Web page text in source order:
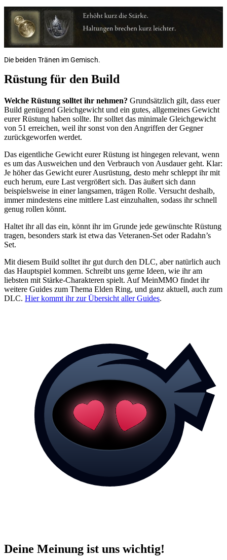
Die beiden Tränen im Gemisch.
Rüstung für den Build
Welche Rüstung solltet ihr nehmen? Grundsätzlich gilt, dass euer
Build genügend Gleichgewicht und ein gutes, allgemeines Gewicht
eurer Rüstung haben sollte. Ihr solltet das minimale Gleichgewicht
von 51 erreichen, weil ihr sonst von den Angriffen der Gegner
zurückgeworfen werdet.
Das eigentliche Gewicht eurer Rüstung ist hingegen relevant, wenn
es um das Ausweichen und den Verbrauch von Ausdauer geht. Klar:
Je höher das Gewicht eurer Ausrüstung, desto mehr schleppt ihr mit
euch herum, eure Last vergrößert sich. Das äußert sich dann
beispielsweise in einer langsamen, trägen Rolle. Versucht deshalb,
immer mindestens eine mittlere Last einzuhalten, sodass ihr schnell
genug rollen könnt.
Haltet ihr all das ein, könnt ihr im Grunde jede gewünschte Rüstung
tragen, besonders stark ist etwa das Veteranen-Set oder Radahn’s
Set.
Mit diesem Build solltet ihr gut durch den DLC, aber natürlich auch
das Hauptspiel kommen. Schreibt uns gerne Ideen, wie ihr am
liebsten mit Stärke-Charakteren spielt. Auf MeinMMO findet ihr
weitere Guides zum Thema Elden Ring, und ganz aktuell, auch zum
DLC. Hier kommt ihr zur Übersicht aller Guides.
Deine Meinung ist uns wichtig!